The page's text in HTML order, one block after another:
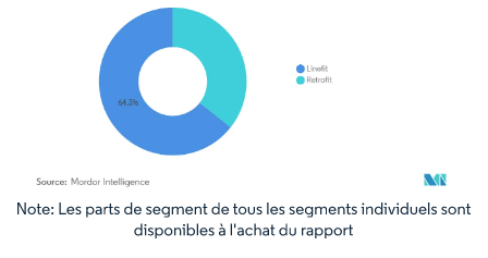
Image © Mordor Intelligence. La réutilisation nécessite une attribution sous CC BY